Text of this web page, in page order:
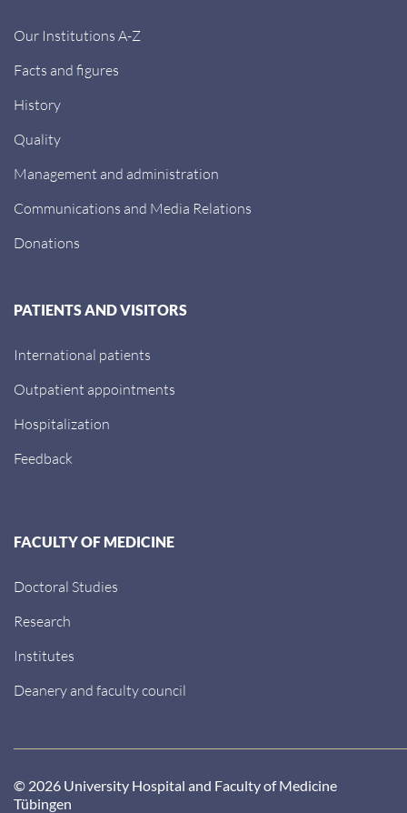
Our Institutions A-Z
Facts and figures
History
Quality
Management and administration
Communications and Media Relations
Donations
PATIENTS AND VISITORS
International patients
Outpatient appointments
Hospitalization
Feedback
FACULTY OF MEDICINE
Doctoral Studies
Research
Institutes
Deanery and faculty council
© 2026 University Hospital and Faculty of Medicine
Tübingen